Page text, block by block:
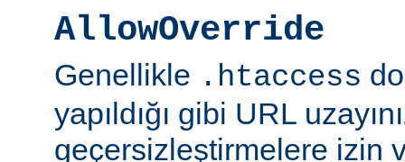
AllowOverride
Genellikle .htaccess
yapıldığı gibi URL
geçersizleştirmelere izin